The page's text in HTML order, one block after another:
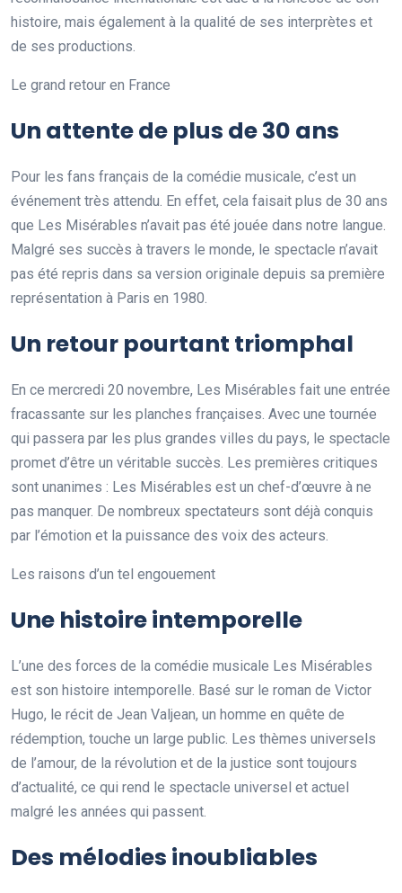
histoire, mais également à la qualité de ses interprètes et
de ses productions.
Le grand retour en France
Un attente de plus de 30 ans
Pour les fans français de la comédie musicale, c’est un
événement très attendu. En effet, cela faisait plus de 30 ans
que Les Misérables n’avait pas été jouée dans notre langue.
Malgré ses succès à travers le monde, le spectacle n’avait
pas été repris dans sa version originale depuis sa première
représentation à Paris en 1980.
Un retour pourtant triomphal
En ce mercredi 20 novembre, Les Misérables fait une entrée
fracassante sur les planches françaises. Avec une tournée
qui passera par les plus grandes villes du pays, le spectacle
promet d’être un véritable succès. Les premières critiques
sont unanimes : Les Misérables est un chef-d’œuvre à ne
pas manquer. De nombreux spectateurs sont déjà conquis
par l’émotion et la puissance des voix des acteurs.
Les raisons d’un tel engouement
Une histoire intemporelle
L’une des forces de la comédie musicale Les Misérables
est son histoire intemporelle. Basé sur le roman de Victor
Hugo, le récit de Jean Valjean, un homme en quête de
rédemption, touche un large public. Les thèmes universels
de l’amour, de la révolution et de la justice sont toujours
d’actualité, ce qui rend le spectacle universel et actuel
malgré les années qui passent.
Des mélodies inoubliables